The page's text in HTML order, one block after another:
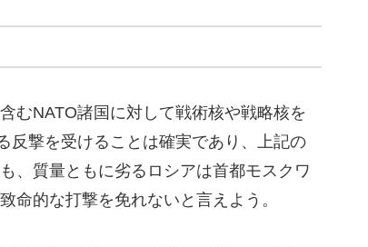
むNATO諸国に対して戦術核や戦略核を
反撃を受けることは確実であり、上記の
、質量ともに劣るロシアは首都モスクワ
命的な打撃を免れないと言えよう。